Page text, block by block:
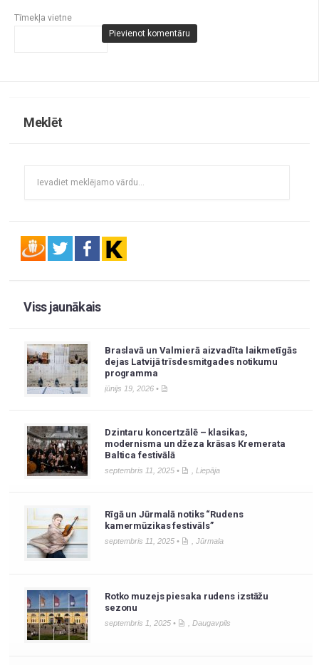
Tīmekļa vietne
Meklēt
Viss jaunākais
Braslavā un Valmierā aizvadīta laikmetīgās
dejas Latvijā trīsdesmitgades notikumu
programma
jūnijs 19, 2026 •
Dzintaru koncertzālē – klasikas,
modernisma un džeza krāsas Kremerata
Baltica festivālā
septembris 11, 2025 • Liepāja
Rīgā un Jūrmalā notiks “Rudens
kamermūzikas festivāls”
septembris 11, 2025 • Jūrmala
Rotko muzejs piesaka rudens izstāžu
sezonu
septembris 1, 2025 • Daugavpils